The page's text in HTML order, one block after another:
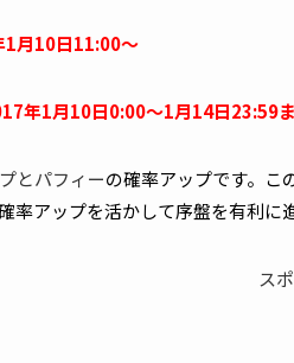
月10日11:00～
年1月10日0:00～1月14日23:59ま
とパフィーの確率アップです。こ
率アップを活かして序盤を有利に
ス